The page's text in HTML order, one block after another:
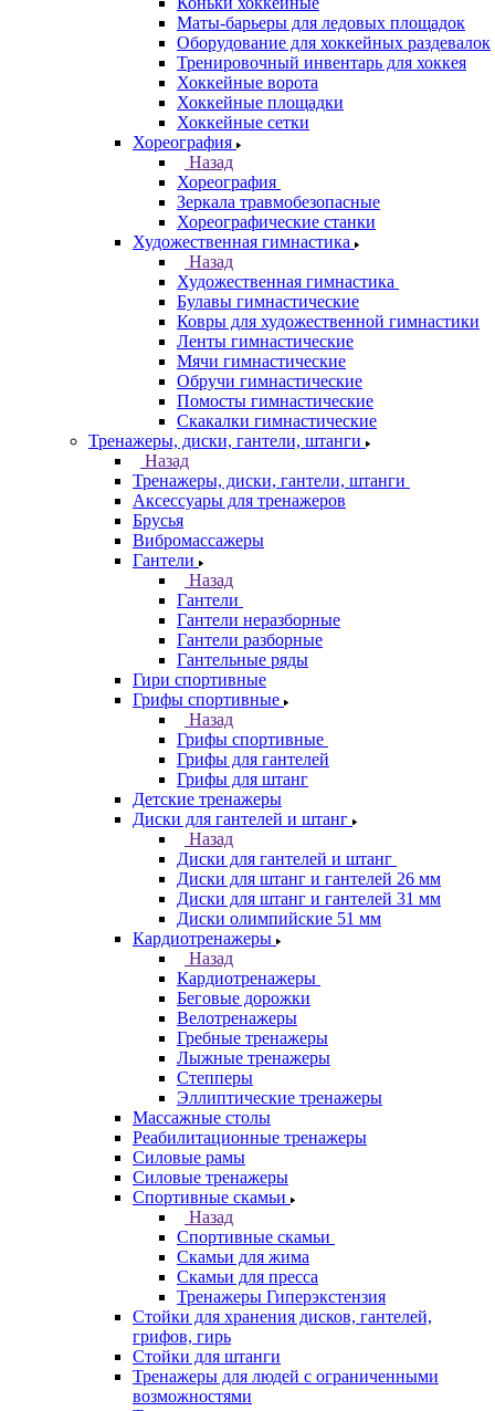
Маты-барьеры для ледовых площадок
Оборудование для хоккейных раздевалок
Тренировочный инвентарь для хоккея
Хоккейные ворота
Хоккейные площадки
Хоккейные сетки
Хореография
Назад
Хореография
Зеркала травмобезопасные
Хореографические станки
Художественная гимнастика
Назад
Художественная гимнастика
Булавы гимнастические
Ковры для художественной гимнастики
Ленты гимнастические
Мячи гимнастические
Обручи гимнастические
Помосты гимнастические
Скакалки гимнастические
Тренажеры, диски, гантели, штанги
Назад
Тренажеры, диски, гантели, штанги
Аксессуары для тренажеров
Брусья
Вибромассажеры
Гантели
Назад
Гантели
Гантели неразборные
Гантели разборные
Гантельные ряды
Гири спортивные
Грифы спортивные
Назад
Грифы спортивные
Грифы для гантелей
Грифы для штанг
Детские тренажеры
Диски для гантелей и штанг
Назад
Диски для гантелей и штанг
Диски для штанг и гантелей 26 мм
Диски для штанг и гантелей 31 мм
Диски олимпийские 51 мм
Кардиотренажеры
Назад
Кардиотренажеры
Беговые дорожки
Велотренажеры
Гребные тренажеры
Лыжные тренажеры
Степперы
Эллиптические тренажеры
Массажные столы
Реабилитационные тренажеры
Силовые рамы
Силовые тренажеры
Спортивные скамьи
Назад
Спортивные скамьи
Скамьи для жима
Скамьи для пресса
Тренажеры Гиперэкстензия
Стойки для хранения дисков, гантелей,
грифов, гирь
Стойки для штанги
Тренажеры для людей с ограниченными
возможностями